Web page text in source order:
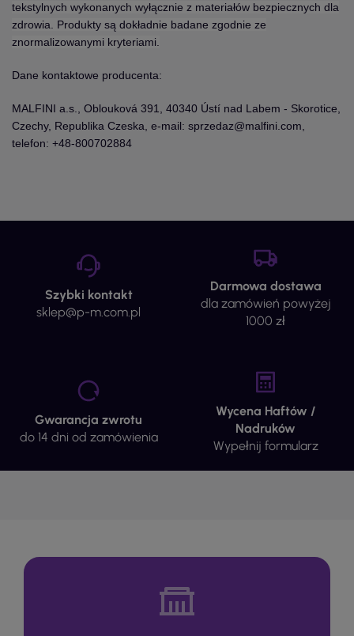
tekstylnych wykonanych wyłącznie z materiałów bezpiecznych dla
zdrowia. Produkty są dokładnie badane zgodnie ze
znormalizowanymi kryteriami.
Dane kontaktowe producenta:
MALFINI a.s., Oblouková 391, 40340 Ústí nad Labem - Skorotice,
Czechy, Republika Czeska, e-mail: sprzedaz@malfini.com,
telefon: +48-800702884
Szybki kontakt
sklep@p-m.com.pl
Darmowa dostawa
dla zamówień powyżej
1000 zł
Gwarancja zwrotu
do 14 dni od zamówienia
Wycena Haftów /
Nadruków
Wypełnij formularz